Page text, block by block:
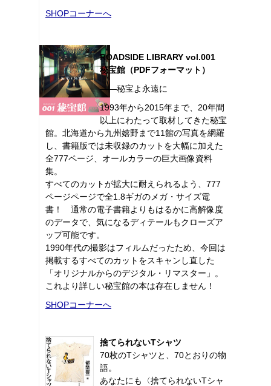
SHOPコーナーへ
ROADSIDE LIBRARY vol.001
秘宝館（PDFフォーマット）
――秘宝よ永遠に
1993年から2015年まで、20年間
以上にわたって取材してきた秘宝
館。北海道から九州嬉野まで11館の写真を網羅
し、書籍版では未収録のカットを大幅に加えた
全777ページ、オールカラーの巨大画像資料
集。
すべてのカットが拡大に耐えられるよう、777
ページページで全1.8ギガのメガ・サイズ電
書！ 通常の電子書籍よりもはるかに高解像度
のデータで、気になるディテールもクローズア
ップ可能です。
1990年代の撮影はフィルムだったため、今回は
掲載するすべてのカットをスキャンし直した
「オリジナルからのデジタル・リマスター」。
これより詳しい秘宝館の本は存在しません！
SHOPコーナーへ
捨てられないTシャツ
70枚のTシャツと、70とおりの物
語。
あなたにも〈捨てられないTシャ